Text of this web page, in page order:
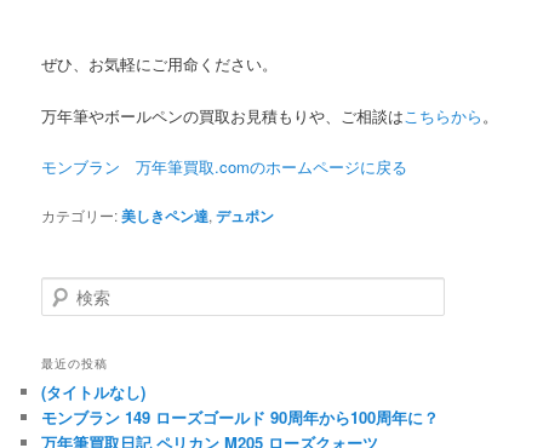
ぜひ、お気軽にご用命ください。
万年筆やボールペンの買取お見積もりや、ご相談は こちらから 。
モンブラン 万年筆買取.comのホームページに 戻る
カテゴリー:美しきペン達,デュポン
検索
最近の投稿
(タイトルなし)
モンブラン 149 ローズゴールド 90周年から100周年に？
万年筆買取日記 ペリカン M205 ローズクォーツ